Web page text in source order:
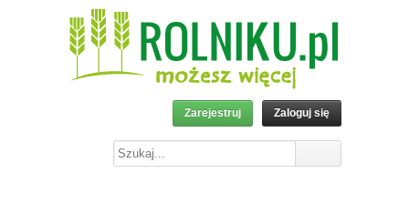
Zarejestruj Zaloguj się